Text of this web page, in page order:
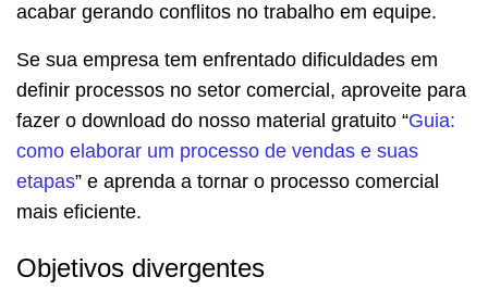
acabar gerando conflitos no trabalho em equipe.
Se sua empresa tem enfrentado dificuldades em
definir processos no setor comercial, aproveite para
fazer o download do nosso material gratuito “Guia:
como elaborar um processo de vendas e suas
etapas” e aprenda a tornar o processo comercial
mais eficiente.
Objetivos divergentes